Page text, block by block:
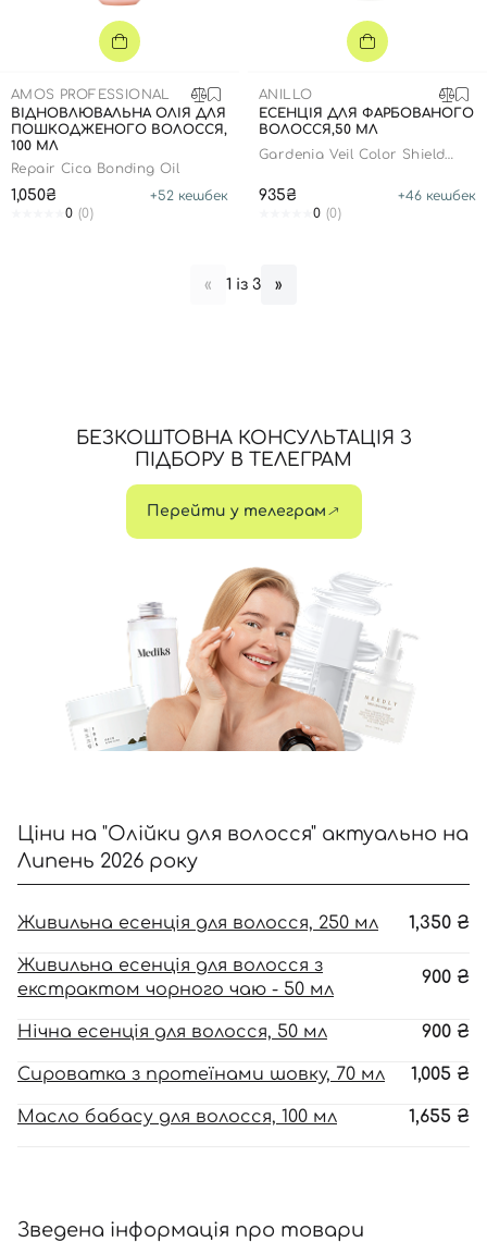
AMOS PROFESSIONAL
ВІДНОВЛЮВАЛЬНА ОЛІЯ ДЛЯ
ПОШКОДЖЕНОГО ВОЛОССЯ,
100 МЛ
Repair Cica Bonding Oil
1,050₴ +52 кешбек
0 (0)
ANILLO
ЕСЕНЦІЯ ДЛЯ ФАРБОВАНОГО
ВОЛОССЯ,50 МЛ
Gardenia Veil Color Shield
935₴ +46 кешбек
0 (0)
« 1 із 3 »
БЕЗКОШТОВНА КОНСУЛЬТАЦІЯ З
ПІДБОРУ В ТЕЛЕГРАМ
Перейти у телеграм
Ціни на "Олійки для волосся" актуально на
Липень 2026 року
Живильна есенція для волосся, 250 мл 1,350 ₴
Живильна есенція для волосся з
екстрактом чорного чаю - 50 мл
900 ₴
Нічна есенція для волосся, 50 мл 900 ₴
Сироватка з протеїнами шовку, 70 мл 1,005 ₴
Масло бабасу для волосся, 100 мл 1,655 ₴
Зведена інформація про товари
приймаєте умови Угоди користувача
Далі
Увійти за допомогою e-mail